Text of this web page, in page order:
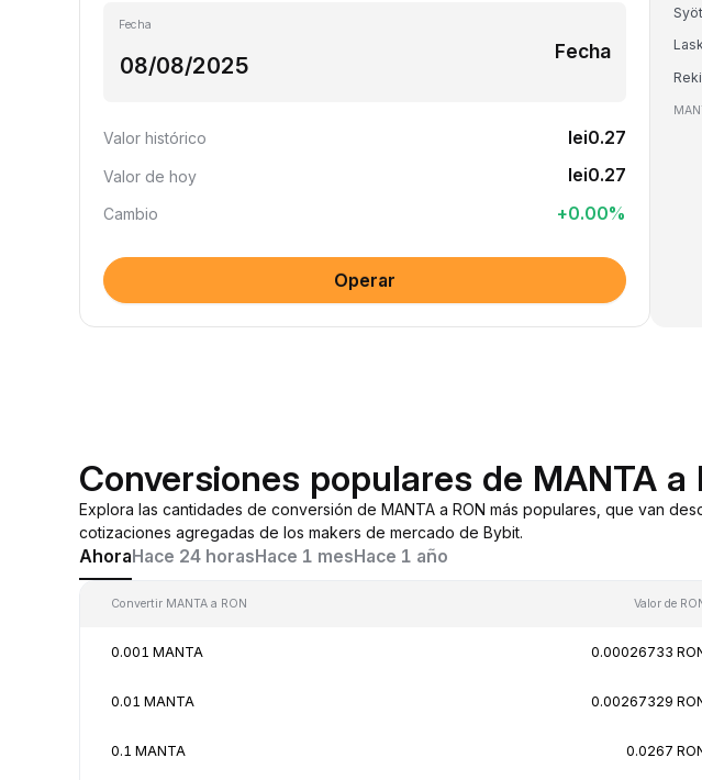
Fecha
Fecha
Valor histórico lei0.27
Valor de hoy lei0.27
Cambio +0.00%
Operar
Conversiones populares de MANTA a
Explora las cantidades de conversión de MANTA a RON más populares, que van
cotizaciones agregadas de los makers de mercado de Bybit.
AhoraHace 24 horasHace 1 mesHace 1 año
Convertir MANTA a RON Valor de
0.001 MANTA 0.00026733
0.01 MANTA 0.00267329
0.1 MANTA 0.0267